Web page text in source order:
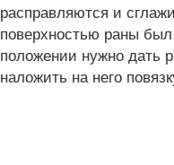
расправляются и
поверхностью раны
положении нужно дать
наложить на него